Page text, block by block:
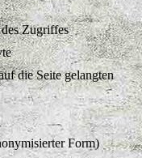
Zugriffes
die Seite gelangten
Form)